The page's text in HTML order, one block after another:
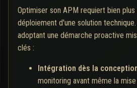
Optimiser son APM requiert bien
déploiement d'une solution
adoptant une démarche proactive
clés :
Intégration dès la
monitoring avant même la